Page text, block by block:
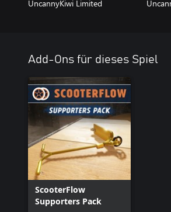
Hutchinson, Mia Catalano, Cooper
OFFIZIELLER SOUNDTRACK
Inspiriert von klassischen Action-Sport-
UncannyKiwi Limited
Add-Ons für dieses Spiel
ScooterFlow
Supporters Pack